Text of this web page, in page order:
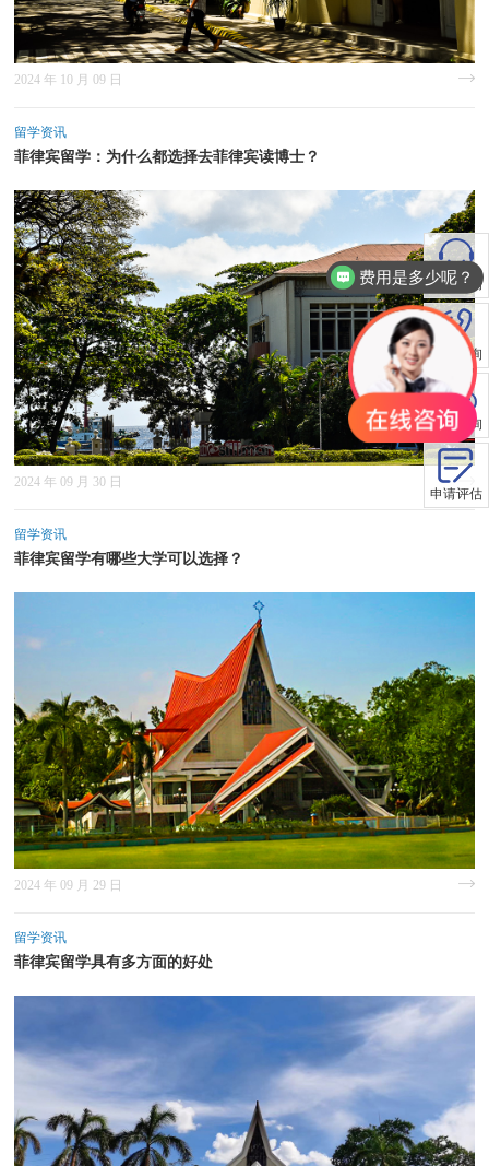
2024 年 10 月 09 日
留学资讯
菲律宾留学：为什么都选择去菲律宾读博士？
2024 年 09 月 30 日
留学资讯
菲律宾留学有哪些大学可以选择？
2024 年 09 月 29 日
留学资讯
菲律宾留学具有多方面的好处
在线咨询
电话咨询
微信咨询
申请评估
费用是多少呢？